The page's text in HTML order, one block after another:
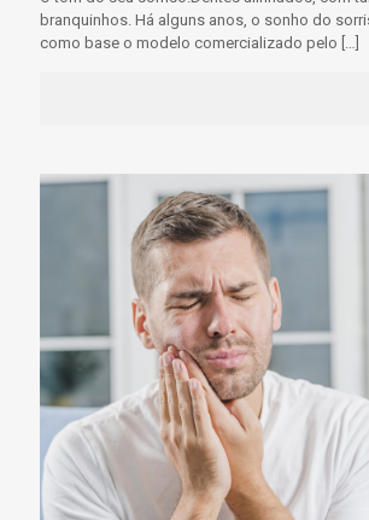
branquinhos. Há alguns anos, o sonho do
como base o modelo comercializado pelo […]